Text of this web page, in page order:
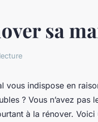
sa
vous indispose en
? Vous n’avez pas
à la rénover.